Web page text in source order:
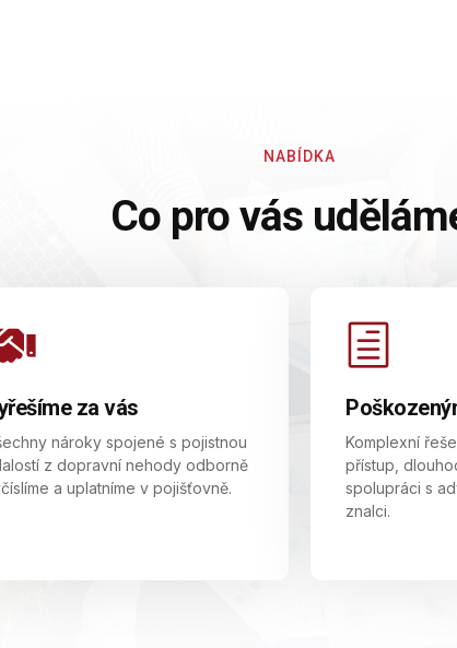
NABÍDKA
Co pro vás
za vás
nároky spojené s pojistnou
z dopravní nehody odborně
a uplatníme v pojišťovně.
Komplexní
přístup,
spolupráci s
znalci.